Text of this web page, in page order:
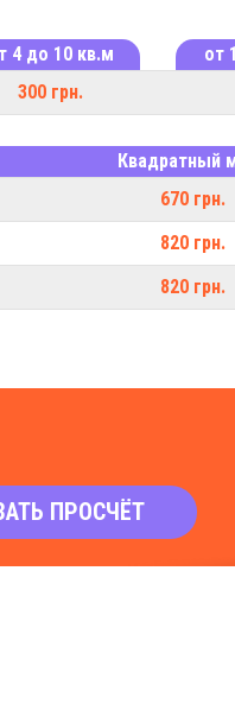
4 до 10 кв.м от
300 грн.
Квадратный
670 грн.
820 грн.
820 грн.
ПРОСЧЁТ